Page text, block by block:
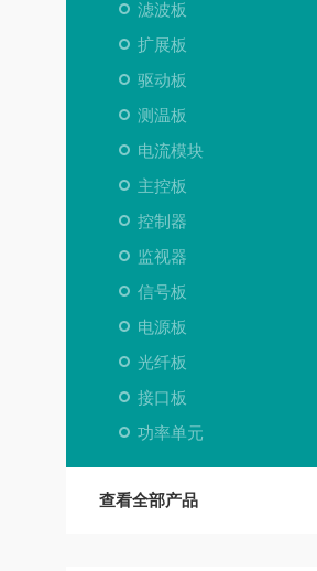
滤波板
扩展板
驱动板
测温板
电流模块
主控板
控制器
监视器
信号板
电源板
光纤板
接口板
功率单元
查看全部产品